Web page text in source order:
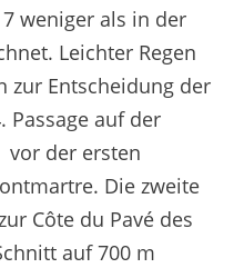
weniger als in der
Leichter Regen
zur Entscheidung der
Passage auf der
vor der ersten
Die zweite
Côte du Pavé des
auf 700 m